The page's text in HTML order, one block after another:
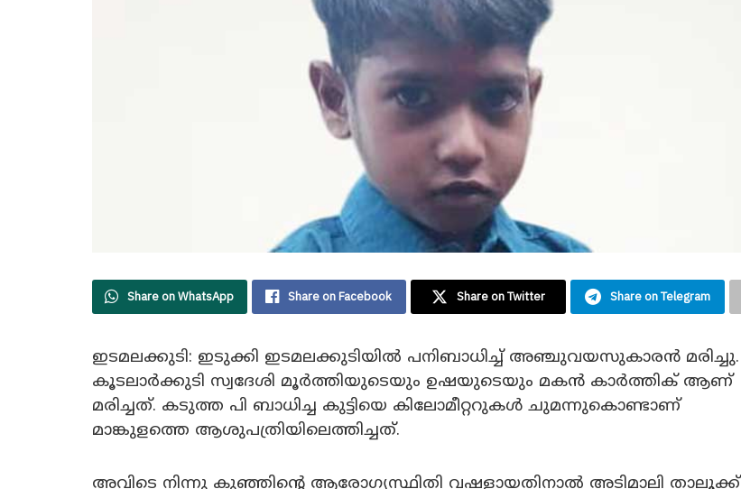
Share on WhatsApp Share on Facebook Share on Twitter Share on Telegram
ഇടമലക്കുടി: ഇടുക്കി ഇടമലക്കുടിയിൽ പനിബാധിച്ച് അഞ്ചുവയസുകാരൻ മരിച്ചു.
കൂടലാ‍ർക്കുടി സ്വദേശി മൂർത്തിയുടെയും ഉഷയുടെയും മകൻ കാർത്തിക് ആണ്
മരിച്ചത്. കടുത്ത പി ബാധിച്ച കുട്ടിയെ കിലോമീറ്ററുകൾ ചുമന്നുകൊണ്ടാണ്
മാങ്കുളത്തെ ആശുപത്രിയിലെത്തിച്ചത്.
അവിടെ നിന്നു കുഞ്ഞിന്റെ ആരോഗ്യസ്ഥിതി വഷളായതിനാൽ അടിമാലി താലൂക്ക്